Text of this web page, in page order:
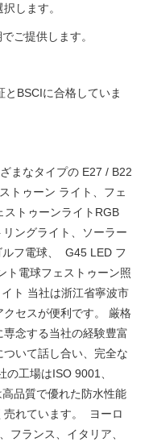
します。
ご提供します。
BSCIに合格していま
まなタイプの E27 / B22
トゥーン ライト、フェ
トゥーンライトRGB
ングライト、ソーラー
フ電球、 G45 LED フ
ト電球フェストゥーン照
ト 当社は浙江省寧波市
セスが便利です。 厳格
念する当社の経験豊富
いて話し合い、完全な
工場はISO 9001、
品質で優れた防水性能
売れています。 ヨーロ
フランス、イタリア、